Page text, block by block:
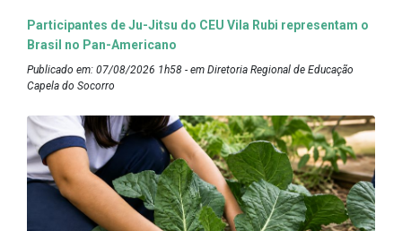
Participantes de Ju-Jitsu do CEU Vila Rubi representam o
Brasil no Pan-Americano
Publicado em: 07/08/2026 1h58 - em Diretoria Regional de Educação
Capela do Socorro